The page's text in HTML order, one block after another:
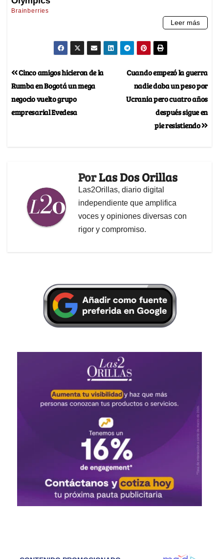
Cuando empezó la guerra
nadie daba un peso por
Ucrania pero cuatro años
después sigue en
pie resistiendo
Cinco amigos hicieron de la
Rumba en Bogotá un mega
negocio vuelto grupo
empresarial Evedesa
PorLas Dos Orillas
Las2Orillas, diario digital
independiente que amplifica
voces y opiniones diversas con
rigor y compromiso.